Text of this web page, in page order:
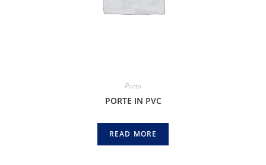
Porta
PORTE IN PVC
READ MORE